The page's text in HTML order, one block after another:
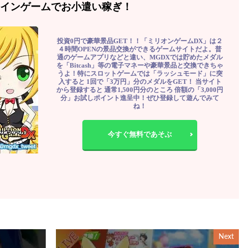
ンゲームでお小遣い稼ぎ！
投資0円で豪華景品GET！！「ミリオンゲームDX」は２
４時間OPENの景品交換ができるゲームサイトだよ。普
通のゲームアプリなどと違い、MGDXでは貯めたメダル
を「Bitcash」等の電子マネーや豪華景品と交換できちゃ
うよ！特にスロットゲームでは「ラッシュモード」に突
入すると 1回で「3万円」分のメダルをGET！ 当サイト
から登録すると 通常1,500円分のところ 倍額の「3,000円
分」お試しポイント進呈中！ぜひ登録して遊んでみて
ね！
今すぐ無料であそぶ
Next